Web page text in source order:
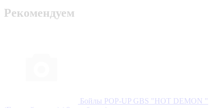
Рекомендуем
Бойлы POP-UP GBS "HOT DEMON "